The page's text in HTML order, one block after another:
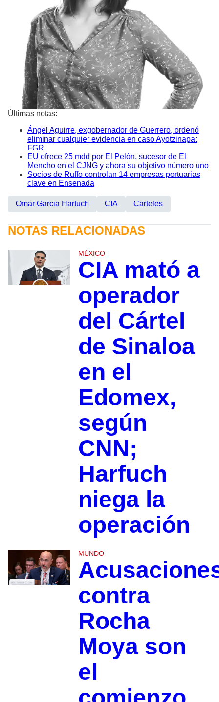
Últimas notas:
Ángel Aguirre, exgobernador de Guerrero, ordenó
eliminar cualquier evidencia en caso Ayotzinapa:
FGR
EU ofrece 25 mdd por El Pelón, sucesor de El
Mencho en el CJNG y ahora su objetivo número uno
Socios de Ruffo controlan 14 empresas portuarias
clave en Ensenada
Omar Garcia Harfuch CIA Carteles
NOTAS RELACIONADAS
MÉXICO
CIA mató a
operador
del Cártel
de Sinaloa
en el
Edomex,
según
CNN;
Harfuch
niega la
operación
MUNDO
contra
Rocha
Moya son
el